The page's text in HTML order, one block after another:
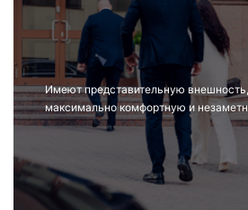
Имеют представительную
максимально комфортную и